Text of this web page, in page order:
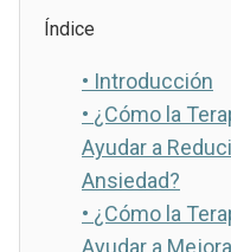
Índice
• Introducción
• ¿Cómo la
Ayudar a
Ansiedad?
• ¿Cómo la
Ayudar a